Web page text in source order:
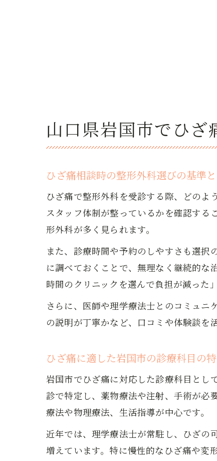
山口県岩国市でひざ
ひざ痛相談時の整形外科選びの基準
ひざ痛で整形外科を受診する際、どのよ
スタッフ体制が整っているかを確認す
形外科が多く見られます。
また、診療時間や予約のしやすさも選
に調べておくことで、無理なく継続的な
時間のクリニックを選んで負担が減った
さらに、医師や理学療法士とのコミュ
の説明が丁寧かなど、口コミや体験談を
ひざ痛に適した岩国市の診療科目の
岩国市でひざ痛に対応した診療科目とし
診で特定し、薬物療法や注射、手術が必
療法や物理療法、生活指導が中心です。
近年では、理学療法士が常駐し、ひざの
増えています。特に慢性的なひざ痛や変